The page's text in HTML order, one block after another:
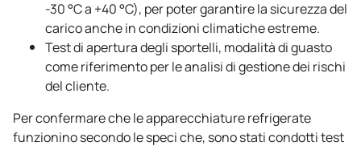
-30 °C a +40 °C), per poter garantire la sicurezza del
carico anche in condizioni climatiche estreme.
Test di apertura degli sportelli, modalità di guasto
come riferimento per le analisi di gestione dei rischi
del cliente.
Per confermare che le apparecchiature refrigerate
funzionino secondo le speci che, sono stati condotti test